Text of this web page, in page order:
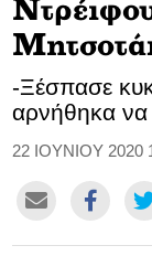
TASTELAND
HEALTH
DRIVE
-Ξέσπασε
αρνήθηκα να
22 ΙΟΥΝΙΟΥ 2020